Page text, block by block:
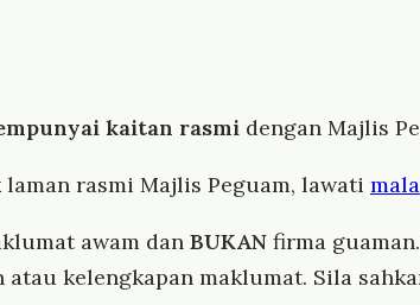
kaitan rasmi dengan Majlis
rasmi Majlis Peguam, lawati
awam dan BUKAN firma
kelengkapan maklumat. Sila